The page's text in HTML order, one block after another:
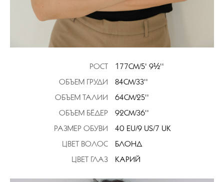
РОСТ
177CM/5' 9½''
ОБЪЕМ ГРУДИ
84CM/33''
ОБЪЕМ ТАЛИИ
64CM/25''
ОБЪЕМ БЁДЕР
92CM/36''
РАЗМЕР ОБУВИ
40 EU/9 US/7 UK
ЦВЕТ ВОЛОС
БЛОНД
ЦВЕТ ГЛАЗ
КАРИЙ